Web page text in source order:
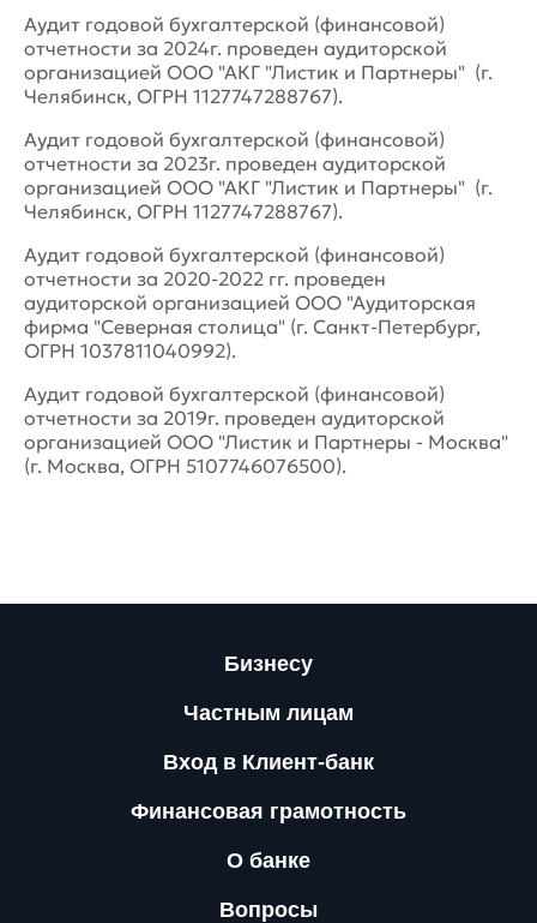
Аудит годовой бухгалтерской (финансовой)
отчетности за 2024г. проведен аудиторской
организацией ООО "АКГ "Листик и Партнеры" (г.
Челябинск, ОГРН 1127747288767).
Аудит годовой бухгалтерской (финансовой)
отчетности за 2023г. проведен аудиторской
организацией ООО "АКГ "Листик и Партнеры" (г.
Челябинск, ОГРН 1127747288767).
Аудит годовой бухгалтерской (финансовой)
отчетности за 2020-2022 гг. проведен
аудиторской организацией ООО "Аудиторская
фирма "Северная столица" (г. Санкт-Петербург,
ОГРН 1037811040992).
Аудит годовой бухгалтерской (финансовой)
отчетности за 2019г. проведен аудиторской
организацией ООО "Листик и Партнеры - Москва"
(г. Москва, ОГРН 5107746076500).
Бизнесу
Частным лицам
Вход в Клиент-банк
Финансовая грамотность
О банке
Вопросы